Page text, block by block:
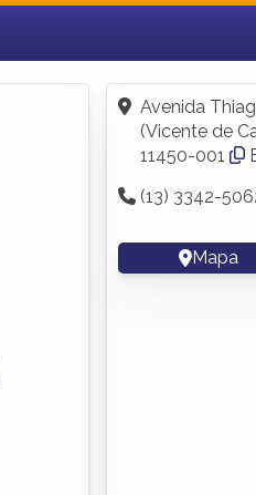
Fazer login
Criar conta
Avenida
(Vicente de
11450-001
(13) 3342-
Mapa